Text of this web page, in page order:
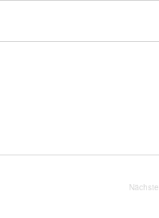
Nächste